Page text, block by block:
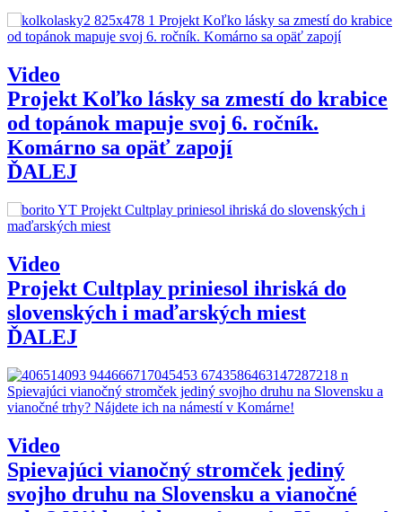
Video
Projekt Koľko lásky sa zmestí do krabice
od topánok mapuje svoj 6. ročník.
Komárno sa opäť zapojí
ĎALEJ
Video
Projekt Cultplay priniesol ihriská do
slovenských i maďarských miest
ĎALEJ
Video
Spievajúci vianočný stromček jediný
svojho druhu na Slovensku a vianočné